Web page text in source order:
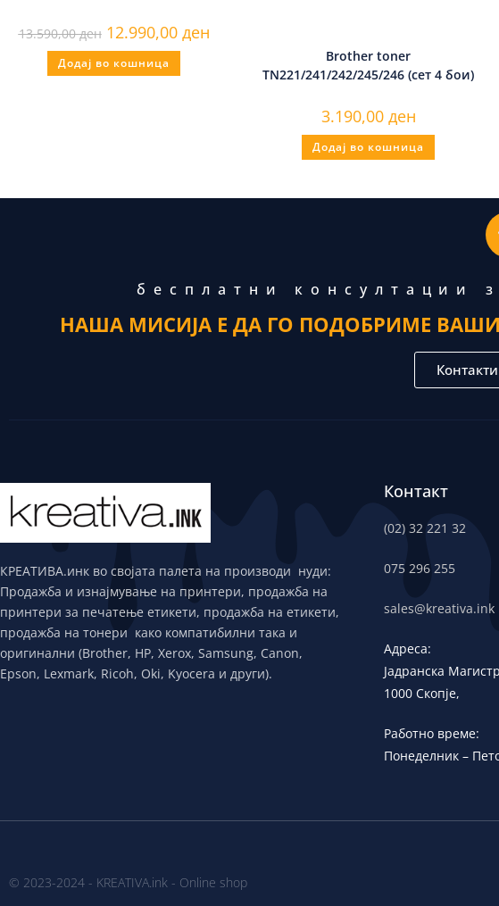
13.590,00ден 12.990,00 ден
Додај во кошница
Brother toner
TN221/241/242/245/246 (сет 4 бои)
3.190,00 ден
Додај во кошница
бесплатни консултации
НАША МИСИЈА Е ДА ГО ПОДОБРИМЕ
КРЕАТИВА.инк во својата палета на производи нуди:
Продажба и изнајмување на принтери, продажба на
принтери за печатење етикети, продажба на етикети,
продажба на тонери како компатибилни така и
оригинални (Brother, HP, Xerox, Samsung, Canon,
Epson, Lexmark, Ricoh, Oki, Kyocera и други).
Контакт
(02) 32 221 32
075 296 255
sales@kreativa.ink
Адреса:
Јадранска
1000 Скопје,
Работно време:
Понеделник –
© 2023-2024 - KREATIVA.ink - Online shop